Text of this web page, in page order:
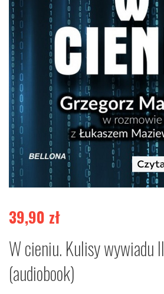
39,90 zł
W cieniu. Kulisy wywiadu
(audiobook)